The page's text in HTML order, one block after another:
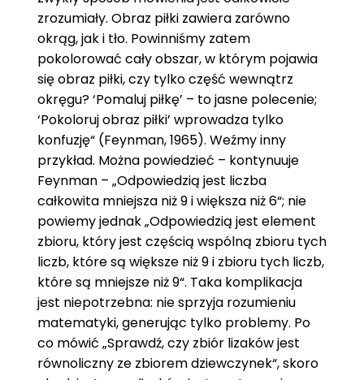
zrozumiały. Obraz piłki zawiera zarówno
okrąg, jak i tło. Powinniśmy zatem
pokolorować cały obszar, w którym pojawia
się obraz piłki, czy tylko część wewnątrz
okręgu? ‘Pomaluj piłkę’ – to jasne polecenie;
‘Pokoloruj obraz piłki’ wprowadza tylko
konfuzję“ (Feynman, 1965). Weźmy inny
przykład. Można powiedzieć – kontynuuje
Feynman – „Odpowiedzią jest liczba
całkowita mniejsza niż 9 i większa niż 6“; nie
powiemy jednak „Odpowiedzią jest element
zbioru, który jest częścią wspólną zbioru tych
liczb, które są większe niż 9 i zbioru tych liczb,
które są mniejsze niż 9“. Taka komplikacja
jest niepotrzebna: nie sprzyja rozumieniu
matematyki, generując tylko problemy. Po
co mówić „Sprawdź, czy zbiór lizaków jest
równoliczny ze zbiorem dziewczynek“, skoro